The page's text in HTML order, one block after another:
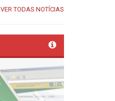
VER TODAS NOTÍCIAS
Next